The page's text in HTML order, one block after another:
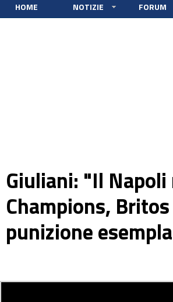
HOME NOTIZIE FORUM
Giuliani: "Il
Champions,
punizione